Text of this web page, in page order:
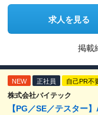
求人を見る
掲載
NEW 正社員 自己PR不
株式会社バイテック
【PG／SE／テスター